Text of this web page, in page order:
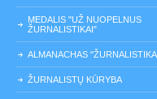
MEDALIS "UŽ NUOPELNUS
ŽURNALISTIKAI"
ALMANACHAS
ŽURNALISTŲ KŪRYBA